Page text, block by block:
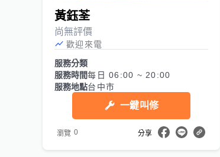
黃鈺荃
尚無評價
歡迎來電
服務分類
服務時間每日 06:00 ~ 20:00
服務地點台中市
一鍵叫修
瀏覽 0 分享